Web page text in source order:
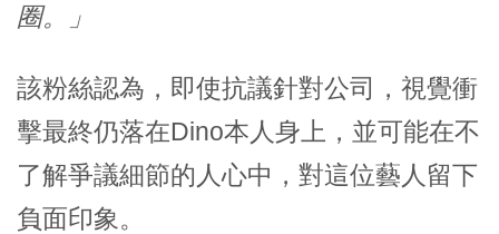
圈。」
該粉絲認為，即使抗議針對公司，視覺衝
擊最終仍落在Dino本人身上，並可能在不
了解爭議細節的人心中，對這位藝人留下
負面印象。